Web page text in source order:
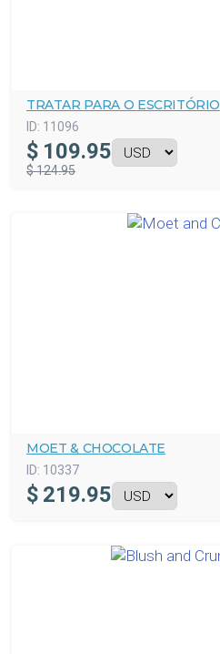
TRATAR PARA O ESCRITÓRIO
ID: 11096
$ 109.95
$ 124.95
MOET & CHOCOLATE
ID: 10337
$ 219.95